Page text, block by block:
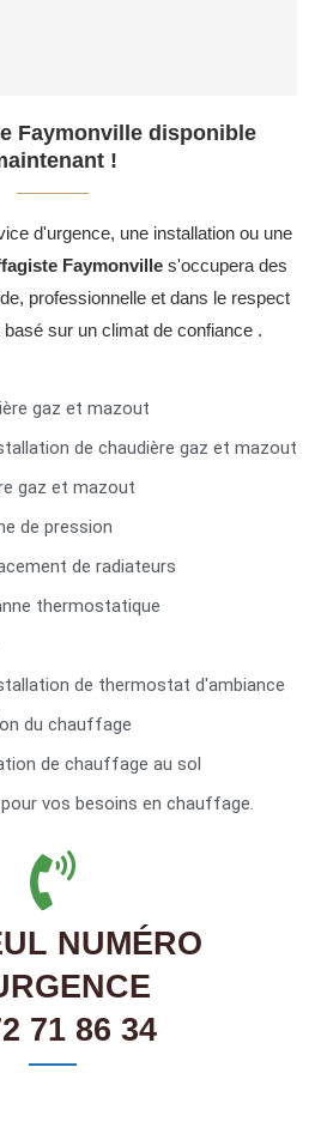
Faymonville disponible
!
d'urgence, une installation ou une
Faymonvilles'occupera des
professionnelle et dans le respect
sur un climat de confiance .
gaz et mazout
de chaudière gaz et mazout
gaz et mazout
de pression
de radiateurs
thermostatique
de thermostat d'ambiance
du chauffage
de chauffage au sol
vos besoins en chauffage.
NUMÉRO
71 86 34